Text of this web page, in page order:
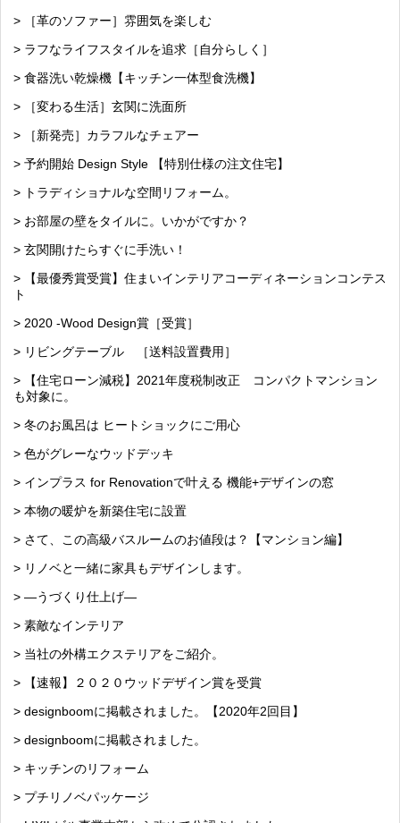
> ［革のソファー］雰囲気を楽しむ
> ラフなライフスタイルを追求［自分らしく］
> 食器洗い乾燥機【キッチン一体型食洗機】
> ［変わる生活］玄関に洗面所
> ［新発売］カラフルなチェアー
> 予約開始 Design Style 【特別仕様の注文住宅】
> トラディショナルな空間リフォーム。
> お部屋の壁をタイルに。いかがですか？
> 玄関開けたらすぐに手洗い！
> 【最優秀賞受賞】住まいインテリアコーディネーションコンテス
ト
> 2020 -Wood Design賞［受賞］
> リビングテーブル ［送料設置費用］
> 【住宅ローン減税】2021年度税制改正 コンパクトマンション
も対象に。
> 冬のお風呂は ヒートショックにご用心
> 色がグレーなウッドデッキ
> インプラス for Renovationで叶える 機能+デザインの窓
> 本物の暖炉を新築住宅に設置
> さて、この高級バスルームのお値段は？【マンション編】
> リノベと一緒に家具もデザインします。
> —うづくり仕上げ—
> 素敵なインテリア
> 当社の外構エクステリアをご紹介。
> 【速報】２０２０ウッドデザイン賞を受賞
> designboomに掲載されました。【2020年2回目】
> designboomに掲載されました。
> キッチンのリフォーム
> プチリノベパッケージ